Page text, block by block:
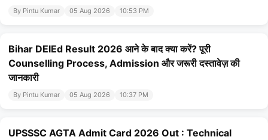
By Pintu Kumar 05 Aug 2026 10:53 PM
Bihar DElEd Result 2026 आने के बाद क्या करें? पूरी
Counselling Process, Admission और जरूरी दस्तावेज़ की
जानकारी
By Pintu Kumar 05 Aug 2026 10:37 PM
UPSSSC AGTA Admit Card 2026 Out : Technical